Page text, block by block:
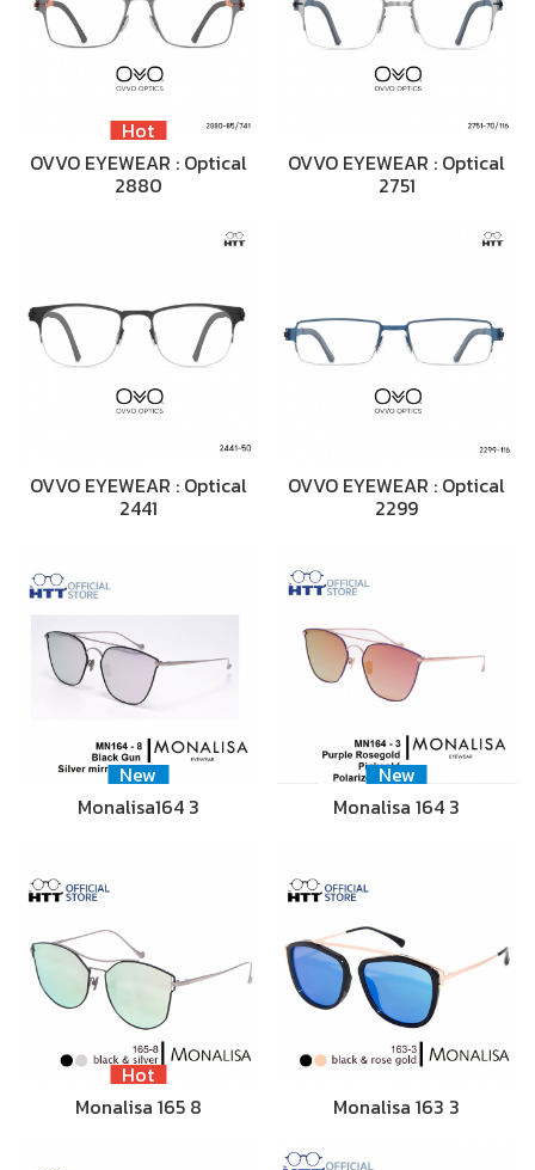
Hot
OVVO EYEWEAR : Optical
2880
OVVO EYEWEAR : Optical
2751
OVVO EYEWEAR : Optical
2441
OVVO EYEWEAR : Optical
2299
New
Monalisa164 3
New
Monalisa 164 3
Hot
Monalisa 165 8
Monalisa 163 3